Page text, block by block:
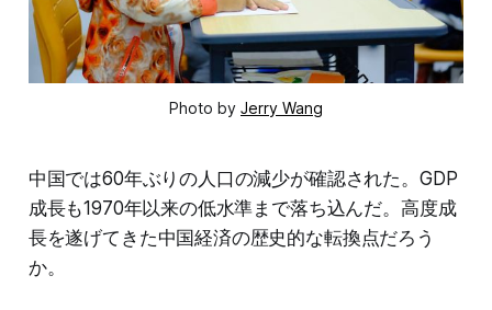
Photo by Jerry Wang
中国では60年ぶりの人口の減少が確認された。GDP
成長も1970年以来の低水準まで落ち込んだ。高度成
長を遂げてきた中国経済の歴史的な転換点だろう
か。